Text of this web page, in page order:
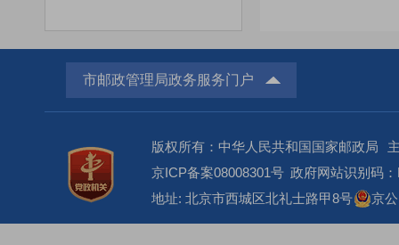
市邮政管理局政务服务门户
版权所有：中华人民共和国国家邮政局
京ICP备案08008301号 政府网站识别码
地址: 北京市西城区北礼士路甲8号
京